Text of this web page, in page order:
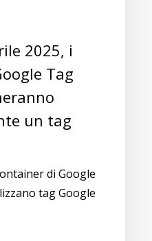
2025, i
Tag
un tag
di Google
tag Google